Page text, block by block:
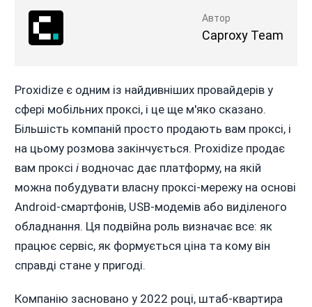
Автор
Caproxy Team
Proxidize є одним із найдивніших провайдерів у
сфері мобільних проксі, і це ще м'яко сказано.
Більшість компаній просто продають вам проксі, і
на цьому розмова закінчується. Proxidize продає
вам проксі іводночас дає платформу, на якій
можна побудувати власну проксі-мережу на основі
Android-смартфонів, USB-модемів або виділеного
обладнання. Ця подвійна роль визначає все: як
працює сервіс, як формується ціна та кому він
справді стане у пригоді.
Компанію засновано у 2022 році, штаб-квартира